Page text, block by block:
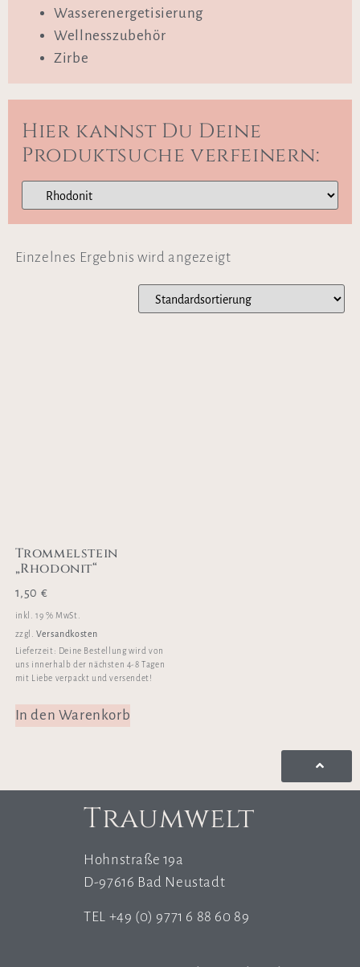
Wasserenergetisierung
Wellnesszubehör
Zirbe
Hier kannst Du Deine
Produktsuche verfeinern:
Einzelnes Ergebnis wird angezeigt
Trommelstein
„Rhodonit“
1,50 €
inkl. 19 % MwSt.
zzgl.Versandkosten
Lieferzeit: Deine Bestellung wird von
uns innerhalb der nächsten 4-8 Tagen
mit Liebe verpackt und versendet!
In den Warenkorb
Traumwelt
Hohnstraße 19a
D-97616 Bad Neustadt
TEL +49 (0) 9771 6 88 60 89